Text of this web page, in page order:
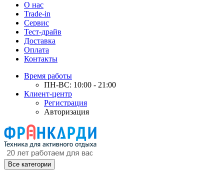
О нас
Trade-in
Сервис
Тест-драйв
Доставка
Оплата
Контакты
Время работы
ПН-ВС: 10:00 - 21:00
Клиент-центр
Регистрация
Авторизация
Все категории